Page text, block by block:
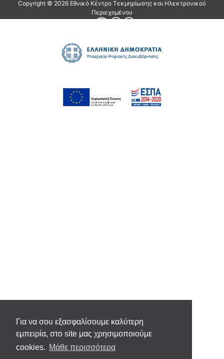
Για να σου εξασφαλίσουμε καλύτερη
εμπειρία, στο site μας χρησιμοποιούμε
cookies. Μάθε περισσότερα